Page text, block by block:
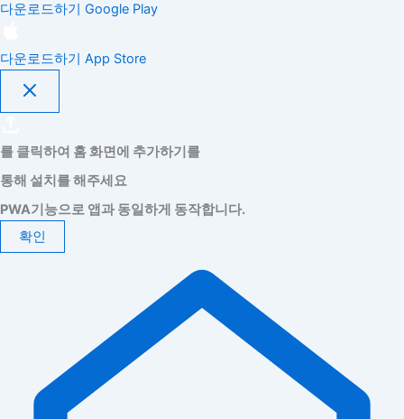
다운로드하기 Google Play
다운로드하기 App Store
를 클릭하여 홈 화면에 추가하기를
통해 설치를 해주세요
PWA기능으로 앱과 동일하게 동작합니다.
확인